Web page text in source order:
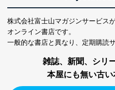
1 ービス等をご利用
の方の個人情報
ｅメー
のため
閲覧履
析して
応じた
広告の
2
当社にお問合わせ
いただいた方の個
お問い
処、オ
株式会社富士山マガジンサービスが
オンライン書店です。
一般的な書店と異なり、 定期購読
雑誌、新聞、シリ
本屋にも無い古い